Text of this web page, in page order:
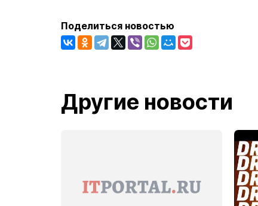
Поделиться новостью
Другие новости